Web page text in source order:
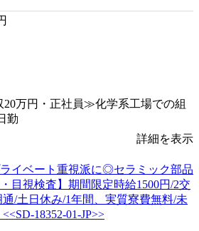
万円・正社員≫化学系工場での組
勤
詳細を表示